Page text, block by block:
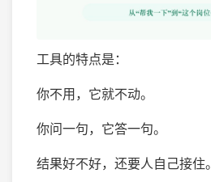
工具的特点是：
你不用，它就不动。
你问一句，它答一句。
结果好不好，还要人自己接住。